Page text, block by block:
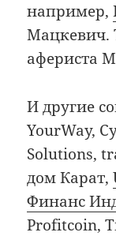
например,
Мацкевич.
афериста
И другие
YourWay,
Solutions,
дом Карат,
Финанс
Profitcoin,